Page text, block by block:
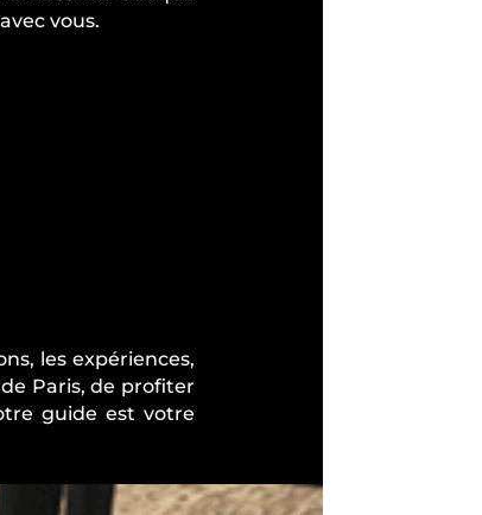
vous.
les expériences,
Paris, de profiter
guide est votre